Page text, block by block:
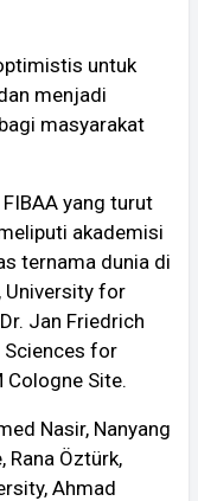
untuk
menjadi
masyarakat
yang turut
akademisi
ternama dunia di
University for
Jan Friedrich
Sciences for
Cologne Site.
Nasir, Nanyang
Rana Öztürk,
Ahmad